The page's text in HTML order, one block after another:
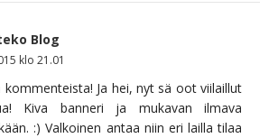
Blog
klo 21.01
kommenteista! Ja hei, nyt sä oot viilaillut
Kiva banneri ja mukavan ilmava
:) Valkoinen antaa niin eri lailla tilaa